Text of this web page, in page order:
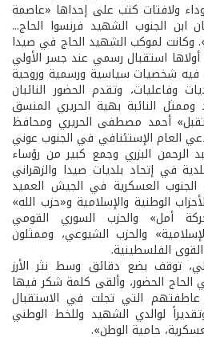
ولافتات كتب على إحداها «عاصمة
ابن الجنوب الشهيد فرنسوا الحاج...
وكانت لموكب الشهيد الحاج في صيدا
استقبال رسمي عند جسر الأولي
فيه شخصيات سياسية ورسمية وروحية
وفاعليات، وتقدم الحضور النائبان
النائبة بهية الحريري المنسق
أحمد مصطفى الحريري ومحافظ
العام الإستئنافي في الجنوب عوني
الرحمن البزري وجمع كبير من رؤساء
في إتحاد بلديات صيدا والزهراني
العسكرية في الجيش العميد
الوطنية والإسلامية و«حزب الله»
أمل» والحزب السوري القومي
والحزب الشيوعي، وممثلون
الفلسطينية.
توقف بضع دقائق وسط نثر الأرز
الحاج الحضور، وألقى كلمة شكر فيها
التي تجلت في الاستقبال
لوالدي الشهيد وللخط الوطني
حامية الوطن».